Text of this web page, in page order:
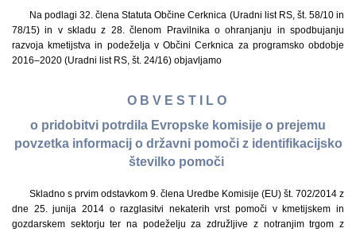
Na podlagi 32. člena Statuta Občine Cerknica (Uradni list RS, št. 58/10 in
78/15) in v skladu z 28. členom Pravilnika o ohranjanju in spodbujanju
razvoja kmetijstva in podeželja v Občini Cerknica za programsko obdobje
2016–2020 (Uradni list RS, št. 24/16) objavljamo
O B V E S T I L O
o pridobitvi potrdila Evropske komisije o prejemu
povzetka informacij o državni pomoči z identifikacijsko
številko pomoči
Skladno s prvim odstavkom 9. člena Uredbe Komisije (EU) št. 702/2014 z
dne 25. junija 2014 o razglasitvi nekaterih vrst pomoči v kmetijskem in
gozdarskem sektorju ter na podeželju za združljive z notranjim trgom z